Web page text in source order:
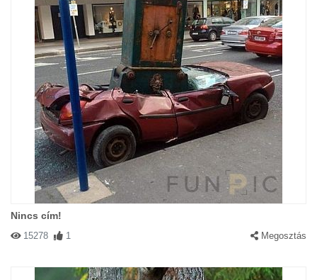
Nincs cím!
15278 1 Megosztás